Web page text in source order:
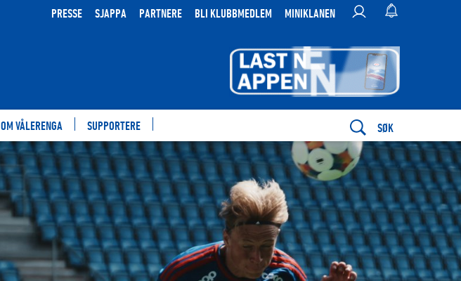
PRESSE SJAPPA PARTNERE BLI KLUBBMEDLEM MINIKLANEN
OM VÅLERENGA SUPPORTERE SØK